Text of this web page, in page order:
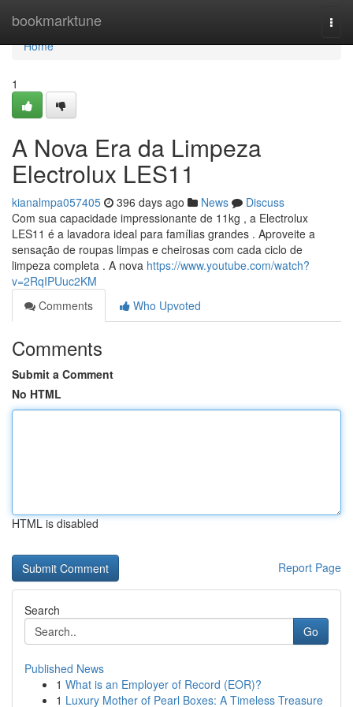
bookmarktune
Home
Home
1
A Nova Era da Limpeza
Electrolux LES11
kianalmpa057405 396 days ago News
Discuss
Com sua capacidade impressionante de 11kg , a Electrolux
LES11 é a lavadora ideal para famílias grandes . Aproveite a
sensação de roupas limpas e cheirosas com cada ciclo de
limpeza completa . A nova https://www.youtube.com/watch?
v=2RqIPUuc2KM
Comments
Who Upvoted
Comments
Submit a Comment
No HTML
HTML is disabled
Report Page
Search
Go
Published News
1 What is an Employer of Record (EOR)?
1 Luxury Mother of Pearl Boxes: A Timeless Treasure